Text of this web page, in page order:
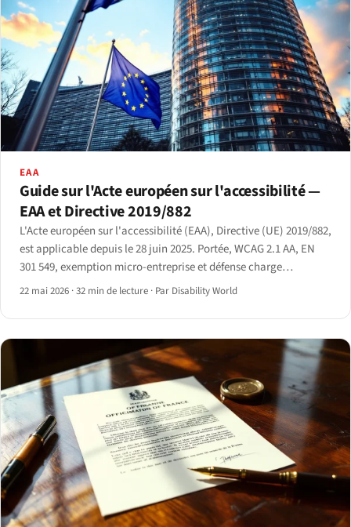
EAA
Guide sur l'Acte européen sur l'accessibilité —
EAA et Directive 2019/882
L'Acte européen sur l'accessibilité (EAA), Directive (UE) 2019/882,
est applicable depuis le 28 juin 2025. Portée, WCAG 2.1 AA, EN
301 549, exemption micro-entreprise et défense charge
disproportionnée (Article 14).
22 mai 2026 ·32 min de lecture · Par Disability World